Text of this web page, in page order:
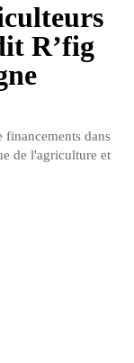
R’fig
financements dans
de l'agriculture et